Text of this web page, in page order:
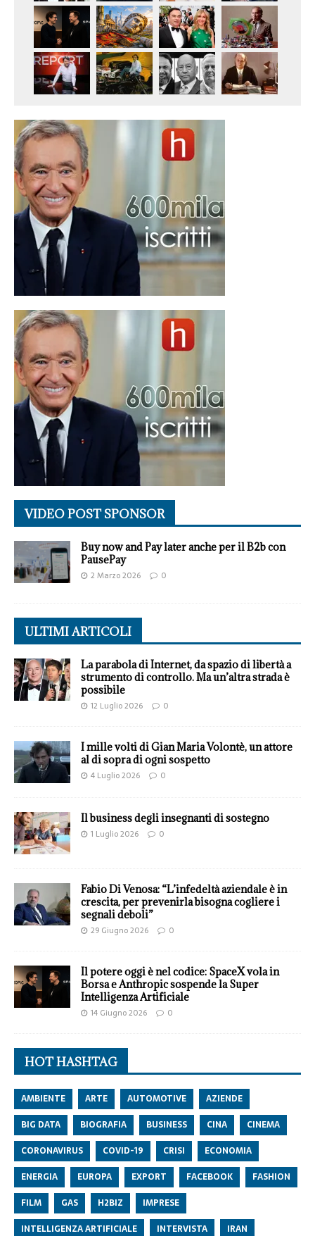
VIDEO POST SPONSOR
Buy now and Pay later anche per il B2b con
PausePay
2 Marzo 2026 0
ULTIMI ARTICOLI
La parabola di Internet, da spazio di libertà a
strumento di controllo. Ma un’altra strada è
possibile
12 Luglio 2026 0
I mille volti di Gian Maria Volontè, un attore
al di sopra di ogni sospetto
4 Luglio 2026 0
Il business degli insegnanti di sostegno
1 Luglio 2026 0
Fabio Di Venosa: “L’infedeltà aziendale è in
crescita, per prevenirla bisogna cogliere i
segnali deboli”
29 Giugno 2026 0
Il potere oggi è nel codice: SpaceX vola in
Borsa e Anthropic sospende la Super
Intelligenza Artificiale
14 Giugno 2026 0
HOT HASHTAG
AMBIENTE ARTE AUTOMOTIVE
AZIENDE
BIG DATA
BIOGRAFIA BUSINESS CINA
CINEMA
CORONAVIRUS
COVID-19 CRISI
ECONOMIA
ENERGIA
EUROPA EXPORT FACEBOOK
FASHION
FILM
GAS H2BIZ
IMPRESE
INTELLIGENZA ARTIFICIALE
INTERVISTA IRAN